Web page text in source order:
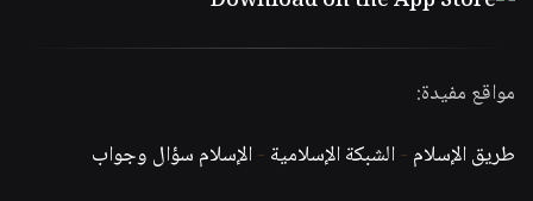
مواقع مفيدة:
طريق الإسلام -الشبكة الإسلامية -الإسلام سؤال وجواب